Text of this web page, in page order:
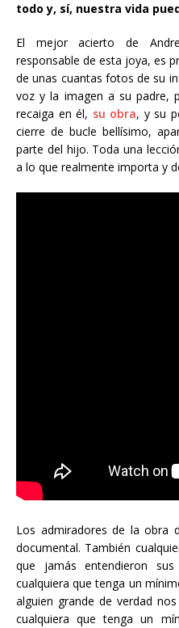
todo y, sí, nuestra vida
El mejor acierto de
responsable de esta joya, es
de unas cuantas fotos de su
voz y la imagen a su padre,
recaiga en él, su obra, y su
cierre de bucle bellísimo,
parte del hijo. Toda una
a lo que realmente importa y
Los admiradores de la obra
documental. También
que jamás entendieron
cualquiera que tenga un
alguien grande de verdad
cualquiera que tenga un